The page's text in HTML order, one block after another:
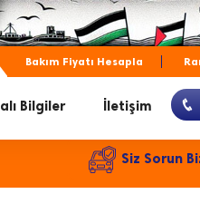
Bakım Fiyatı Hesapla
Bilgiler İletişim
Siz Sorun